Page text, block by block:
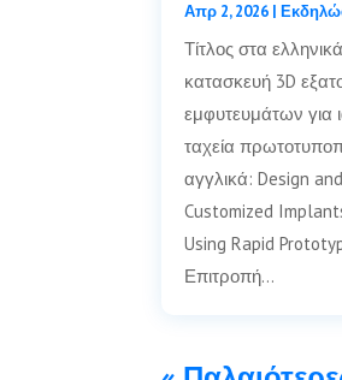
Απρ 2, 2026 |
Τίτλος στα
κατασκευή 3D
εμφυτευμάτων για
ταχεία
αγγλικά: Design
Customized
Using Rapid
Επιτροπή…